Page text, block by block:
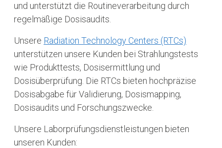
und unterstützt die Routineverarbeitung durch
regelmäßige Dosisaudits.
Unsere Radiation Technology Centers (RTCs)
unterstützen unsere Kunden bei Strahlungstests
wie Produkttests, Dosisermittlung und
Dosisüberprüfung. Die RTCs bieten hochpräzise
Dosisabgabe für Validierung, Dosismapping,
Dosisaudits und Forschungszwecke.
Unsere Laborprüfungsdienstleistungen bieten
unseren Kunden: